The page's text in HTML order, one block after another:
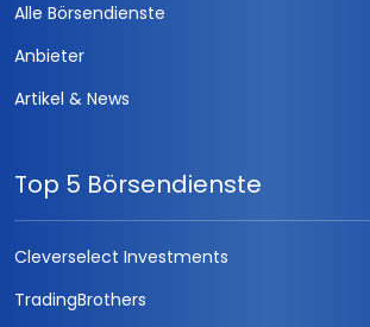
Alle Börsendienste
Anbieter
Artikel & News
Top 5 Börsendienste
Cleverselect Investments
TradingBrothers